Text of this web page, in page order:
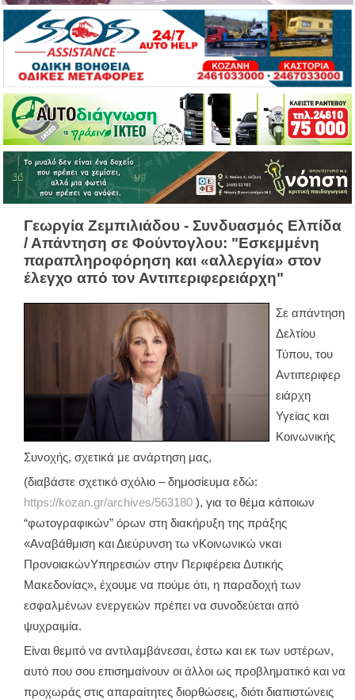
Γεωργία Ζεμπιλιάδου - Συνδυασμός Ελπίδα
/ Απάντηση σε Φούντογλου: "Εσκεμμένη
παραπληροφόρηση και «αλλεργία» στον
έλεγχο από τον Αντιπεριφερειάρχη"
Σε απάντηση
Δελτίου
Τύπου, του
Αντιπεριφερ
ειάρχη
Υγείας και
Κοινωνικής
Συνοχής, σχετικά με ανάρτηση μας,
(διαβάστε σχετικό σχόλιο – δημοσίευμα εδώ:
https://kozan.gr/archives/563180 ), για το θέμα κάποιων
“φωτογραφικών” όρων στη διακήρυξη της πράξης
«Αναβάθμιση και Διεύρυνση τω νΚοινωνικώ νκαι
ΠρονοιακώνΥπηρεσιών στην Περιφέρεια Δυτικής
Μακεδονίας», έχουμε να πούμε ότι, η παραδοχή των
εσφαλμένων ενεργειών πρέπει να συνοδεύεται από
ψυχραιμία.
Είναι θεμιτό να αντιλαμβάνεσαι, έστω και εκ των υστέρων,
αυτό που σου επισημαίνουν οι άλλοι ως προβληματικό και να
προχωράς στις απαραίτητες διορθώσεις, διότι διαπιστώνεις